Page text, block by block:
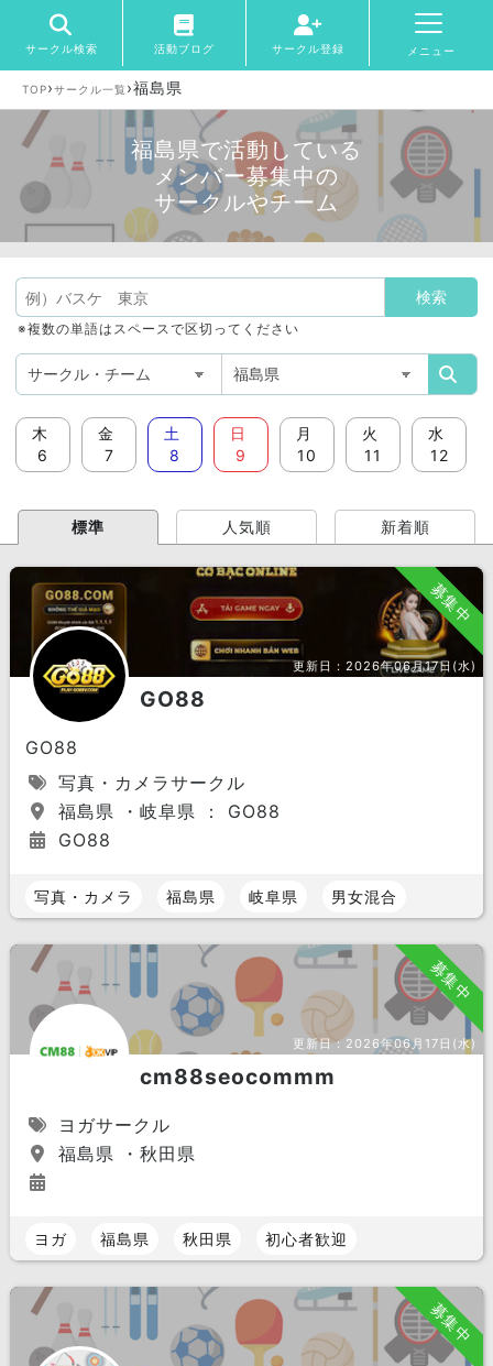
サークル検索 活動ブログ サークル登録 メニュー
TOP›サークル一覧 ›福島県
福島県で活動している
メンバー募集中の
サークルやチーム
※複数の単語はスペースで区切ってください
木
6
金
7
土
8
日
9
月
10
火
11
水
12
標準 人気順 新着順
募集中
更新日：2026年06月17日(水)
GO88
GO88
写真・カメラサークル
福島県 ・岐阜県 ： GO88
GO88
写真・カメラ 福島県 岐阜県 男女混合
募集中
更新日： 2026年06月17日(水)
cm88seocommm
ヨガサークル
福島県 ・秋田県
ヨガ 福島県 秋田県 初心者歓迎
募集中